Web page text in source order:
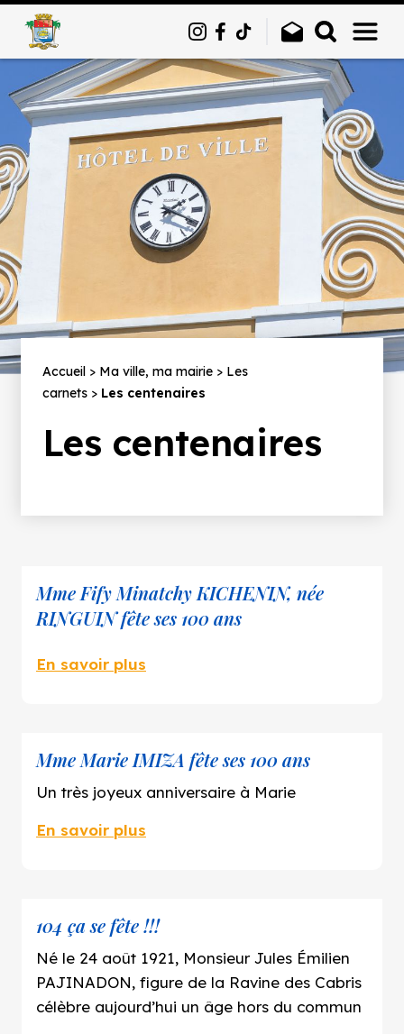
Fil
d'Ariane
Accueil Ma ville, ma mairie
Les
carnets
Les centenaires
Les centenaires
Mme Fify Minatchy KICHENIN, née
RINGUIN fête ses 100 ans
En savoir plus
Mme Marie IMIZA fête ses 100 ans
Un très joyeux anniversaire à Marie
En savoir plus
104 ça se fête !!!
Né le 24 août 1921, Monsieur Jules Émilien
PAJINADON, figure de la Ravine des Cabris
célèbre aujourd’hui un âge hors du commun
Panneau de gestion des cookies